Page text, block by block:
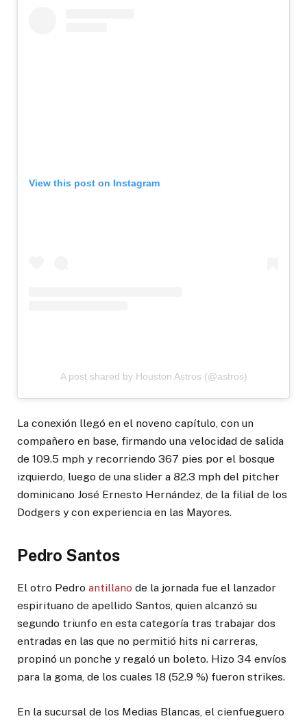
View this post on Instagram
A post shared by Houston Astros (@astros)
La conexión llegó en el noveno capítulo, con un
compañero en base, firmando una velocidad de salida
de 109.5 mph y recorriendo 367 pies por el bosque
izquierdo, luego de una slider a 82.3 mph del pitcher
dominicano José Ernesto Hernández, de la filial de los
Dodgers y con experiencia en las Mayores.
Pedro Santos
El otro Pedro antillano de la jornada fue el lanzador
espirituano de apellido Santos, quien alcanzó su
segundo triunfo en esta categoría tras trabajar dos
entradas en las que no permitió hits ni carreras,
propinó un ponche y regaló un boleto. Hizo 34 envíos
para la goma, de los cuales 18 (52.9 %) fueron strikes.
En la sucursal de los Medias Blancas, el cienfueguero